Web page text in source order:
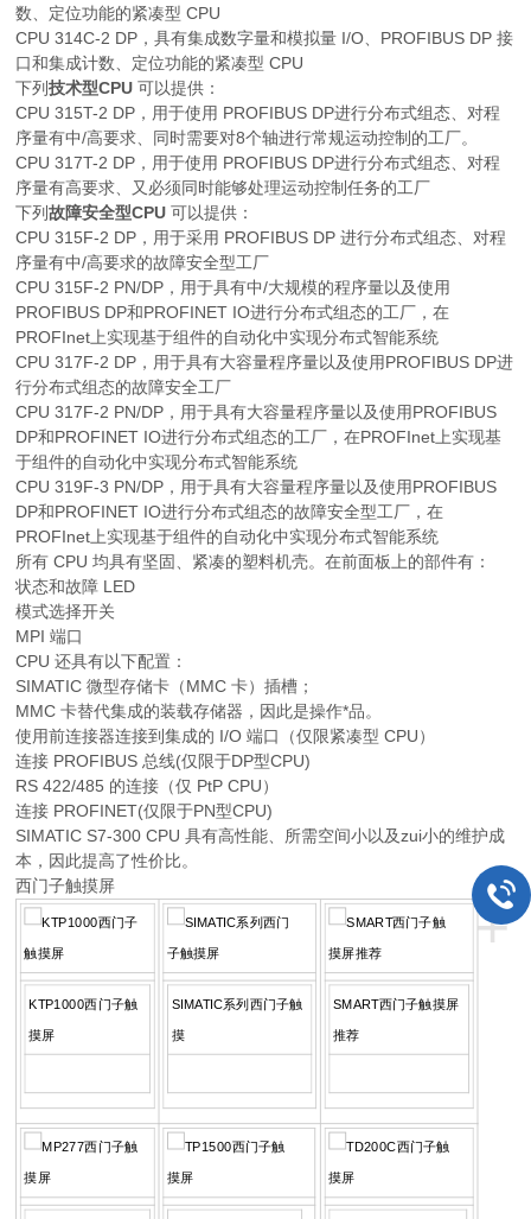
数、定位功能的紧凑型 CPU
CPU 314C-2 DP，具有集成数字量和模拟量 I/O、PROFIBUS DP 接
口和集成计数、定位功能的紧凑型 CPU
下列技术型CPU 可以提供：
CPU 315T-2 DP，用于使用 PROFIBUS DP进行分布式组态、对程
序量有中/高要求、同时需要对8个轴进行常规运动控制的工厂。
CPU 317T-2 DP，用于使用 PROFIBUS DP进行分布式组态、对程
序量有高要求、又必须同时能够处理运动控制任务的工厂
下列故障安全型CPU 可以提供：
CPU 315F-2 DP，用于采用 PROFIBUS DP 进行分布式组态、对程
序量有中/高要求的故障安全型工厂
CPU 315F-2 PN/DP，用于具有中/大规模的程序量以及使用
PROFIBUS DP和PROFINET IO进行分布式组态的工厂，在
PROFInet上实现基于组件的自动化中实现分布式智能系统
CPU 317F-2 DP，用于具有大容量程序量以及使用PROFIBUS DP进
行分布式组态的故障安全工厂
CPU 317F-2 PN/DP，用于具有大容量程序量以及使用PROFIBUS
DP和PROFINET IO进行分布式组态的工厂，在PROFInet上实现基
于组件的自动化中实现分布式智能系统
CPU 319F-3 PN/DP，用于具有大容量程序量以及使用PROFIBUS
DP和PROFINET IO进行分布式组态的故障安全型工厂，在
PROFInet上实现基于组件的自动化中实现分布式智能系统
所有 CPU 均具有坚固、紧凑的塑料机壳。在前面板上的部件有：
状态和故障 LED
模式选择开关
MPI 端口
CPU 还具有以下配置：
SIMATIC 微型存储卡（MMC 卡）插槽；
MMC 卡替代集成的装载存储器，因此是操作*品。
使用前连接器连接到集成的 I/O 端口（仅限紧凑型 CPU）
连接 PROFIBUS 总线(仅限于DP型CPU)
RS 422/485 的连接（仅 PtP CPU）
连接 PROFINET(仅限于PN型CPU)
SIMATIC S7-300 CPU 具有高性能、所需空间小以及zui小的维护成
本，因此提高了性价比。
西门子触摸屏
+
KTP1000西门子触
摸屏
SIMATIC系列西门子触
摸
SMART西门子触摸屏
推荐